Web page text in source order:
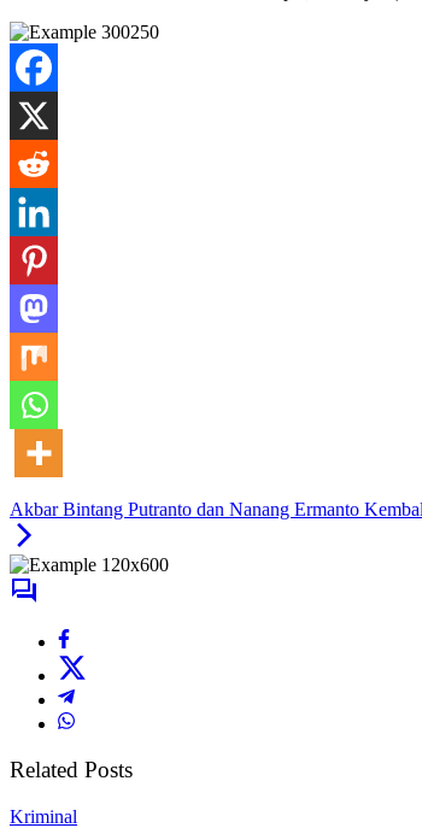
Akbar Bintang Putranto dan Nanang Ermanto
Related Posts
Kriminal